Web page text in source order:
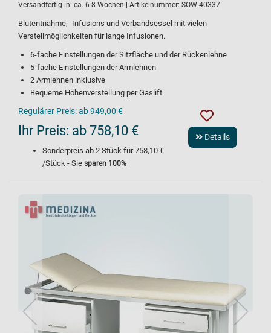
Versandfertig in: ca. 6-8 Wochen | Artikelnummer: SOW-40337
Blutentnahme,- Infusions und Verbandsessel mit vielen
Verstellmöglichkeiten für lange Infusionen.
6-fache Einstellungen der Sitzfläche und der Rückenlehne
5-fache Einstellungen der Armlehnen
2 Armlehnen inklusive
Bequeme Höhenverstellung per Gaslift
Regulärer Preis:ab 949,00 €
Ihr Preis: ab 758,10 €
Sonderpreis ab 2 Stück für758,10 €
/Stück - Sie sparen 100%
Details